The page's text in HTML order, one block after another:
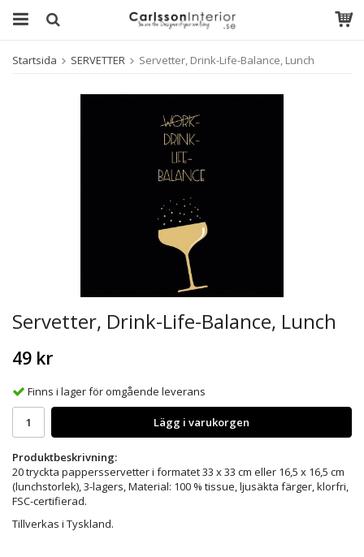
Startsida SERVETTER Servetter, Drink-Life-Balance, Lunch
Servetter, Drink-Life-Balance, Lunch
49 kr
Finns i lager för omgående leverans
Lägg i varukorgen
Produktbeskrivning:
20 tryckta pappersservetter i formatet 33 x 33 cm eller 16,5 x 16,5 cm
(lunchstorlek), 3-lagers, Material: 100 % tissue, ljusäkta färger, klorfri,
FSC-certifierad.
Tillverkas i Tyskland.